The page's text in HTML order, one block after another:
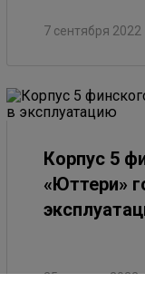
7 сентября 2022
Корпус 5
«Юттери»
25 августа 2022